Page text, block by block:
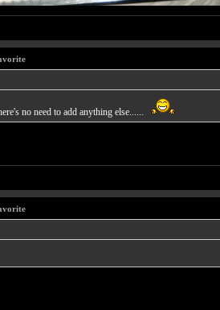
no need to add anything else......